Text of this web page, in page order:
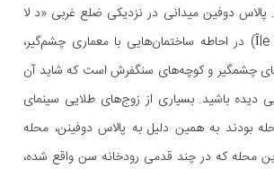
دوفین میدانی در نزدیکی ضلع غربی «د لا
سیت» (Île de la Cité) در احاطه ساختمان‌هایی با معماری چشم‌گیر،
چشمگیر و کوچه‌های سنگفرش است که شاید آن
دیده باشید. بسیاری از زوج‌های طلایی سینمای
بودند به همین دلیل به پالاس دوفینن، محله
محله که در چند قدمی رودخانه سن واقع شده،